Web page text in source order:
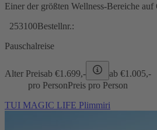
Einer der größten Wellness-Bereiche auf
253100Bestellnr.:
Pauschalreise
Alter Preisab €1.699,- ab €1.005,-
pro PersonPreis pro Person
TUI MAGIC LIFE Plimmiri